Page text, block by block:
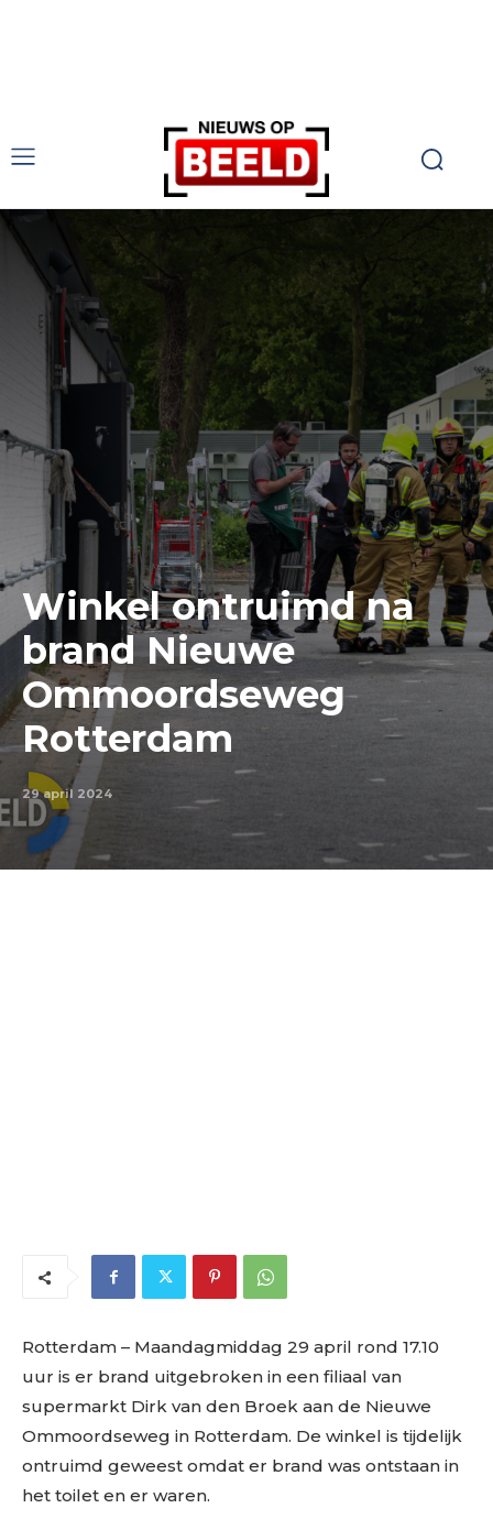
Winkel ontruimd na
brand Nieuwe
Ommoordseweg
Rotterdam
29 april 2024
Rotterdam – Maandagmiddag 29 april rond 17.10
uur is er brand uitgebroken in een filiaal van
supermarkt Dirk van den Broek aan de Nieuwe
Ommoordseweg in Rotterdam. De winkel is tijdelijk
ontruimd geweest omdat er brand was ontstaan in
het toilet en er waren.